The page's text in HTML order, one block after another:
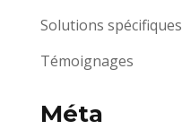
Solutions spécifiques
Témoignages
Méta